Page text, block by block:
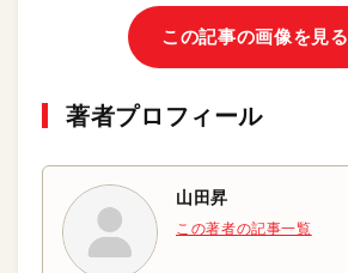
この記事の画像を見る
著者プロフィール
山田昇
この著者の記事一覧